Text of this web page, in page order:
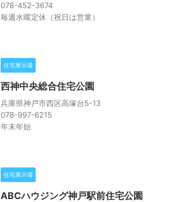
078-452-3674
毎週水曜定休（祝日は営業）
住宅展示場
西神中央総合住宅公園
兵庫県神戸市西区高塚台5-13
078-997-6215
年末年始
住宅展示場
ABCハウジング神戸駅前住宅公園